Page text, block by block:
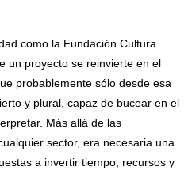
como la Fundación Cultura
un proyecto se reinvierte en el
probablemente sólo desde esa
y plural, capaz de bucear en el
Más allá de las
sector, era necesaria una
a invertir tiempo, recursos y